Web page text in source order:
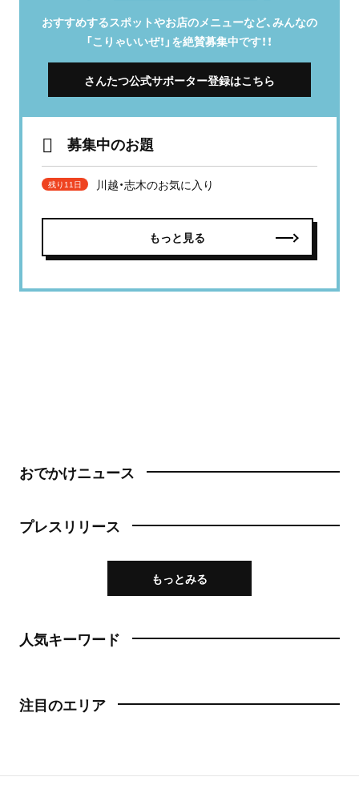
おすすめするスポットやお店のメニューなど、みんなの
「こりゃいいぜ！」を絶賛募集中です！！
さんたつ公式サポーター登録はこちら
募集中のお題
残り11日 川越・志木のお気に入り
もっと見る
おでかけニュース
プレスリリース
もっとみる
人気キーワード
注目のエリア